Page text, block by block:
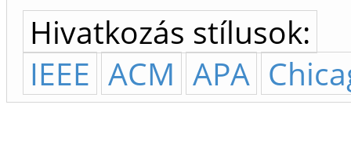
Hivatkozás stílusok:
IEEE ACM APA